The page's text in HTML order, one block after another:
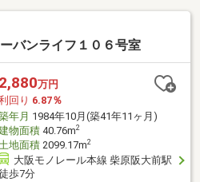
バンライフ１０６号室
2,880万円
回り 6.87％
年月 1984年10月(築41年11ヶ月)
物面積40.76m2
地面積2099.17m2
大阪モノレール本線 柴原阪大前駅
歩7分